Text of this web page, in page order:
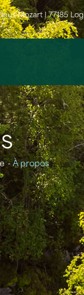
Mozart I 77185
À propos